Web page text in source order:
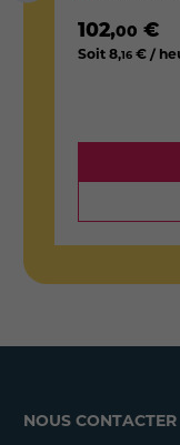
102,00 €
Soit8,16 € /
NOUS CONTACTER